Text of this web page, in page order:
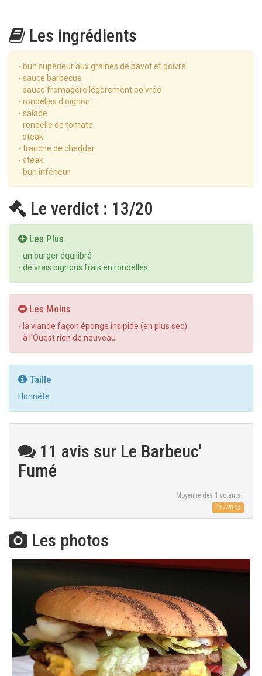
Les ingrédients
- bun supérieur aux graines de pavot et poivre
- sauce barbecue
- sauce fromagère légèrement poivrée
- rondelles d'oignon
- salade
- rondelle de tomate
- steak
- tranche de cheddar
- steak
- bun inférieur
Le verdict : 13/20
Les Plus
- un burger équilibré
- de vrais oignons frais en rondelles
Les Moins
- la viande façon éponge insipide (en plus sec)
- à l'Ouest rien de nouveau
Taille
Honnête
11 avis sur Le Barbeuc'
Fumé
Moyenne des 1 votants :
11 / 20
Les photos